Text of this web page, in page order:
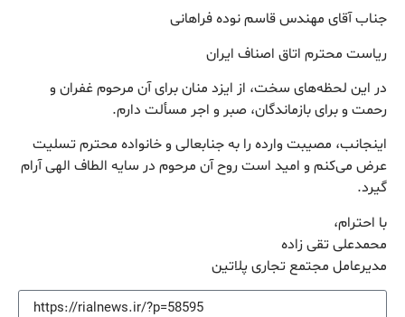
جناب آقای مهندس قاسم نوده فراهانی
ریاست محترم اتاق اصناف ایران
در این لحظه‌های سخت، از ایزد منان برای آن مرحوم غفران و
رحمت و برای بازماندگان، صبر و اجر مسألت دارم.
اینجانب، مصیبت وارده را به جنابعالی و خانواده محترم تسلیت
عرض می‌کنم و امید است روح آن مرحوم در سایه‌ الطاف الهی آرام
گیرد.
با احترام،
محمدعلی تقی زاده
مدیرعامل مجتمع تجاری پلاتین